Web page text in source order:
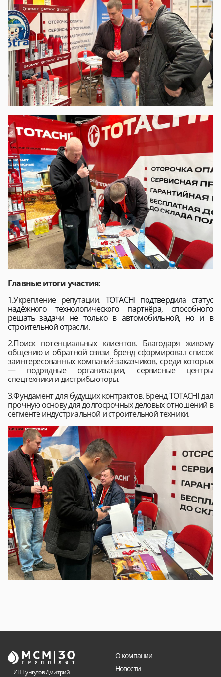
Главные итоги участия:
1.Укрепление репутации. TOTACHI подтвердила статус
надёжного технологического партнёра, способного
решать задачи не только в автомобильной, но и в
строительной отрасли.
2.Поиск потенциальных клиентов. Благодаря живому
общению и обратной связи, бренд сформировал список
заинтересованных компаний-заказчиков, среди которых
— подрядные организации, сервисные центры
спецтехники и дистрибьюторы.
3.Фундамент для будущих контрактов. Бренд TOTACHI дал
прочную основу для долгосрочных деловых отношений в
сегменте индустриальной и строительной техники.
ИП Тунгусов Дмитрий
О компании
Новости